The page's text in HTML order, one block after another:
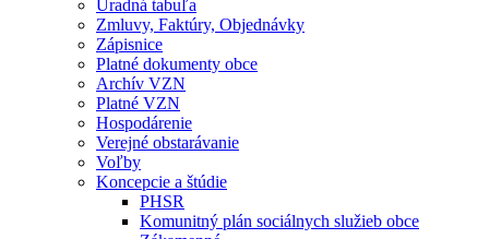
Úradná tabuľa
Zmluvy, Faktúry, Objednávky
Zápisnice
Platné dokumenty obce
Archív VZN
Platné VZN
Hospodárenie
Verejné obstarávanie
Voľby
Koncepcie a štúdie
PHSR
Komunitný plán sociálnych služieb obce